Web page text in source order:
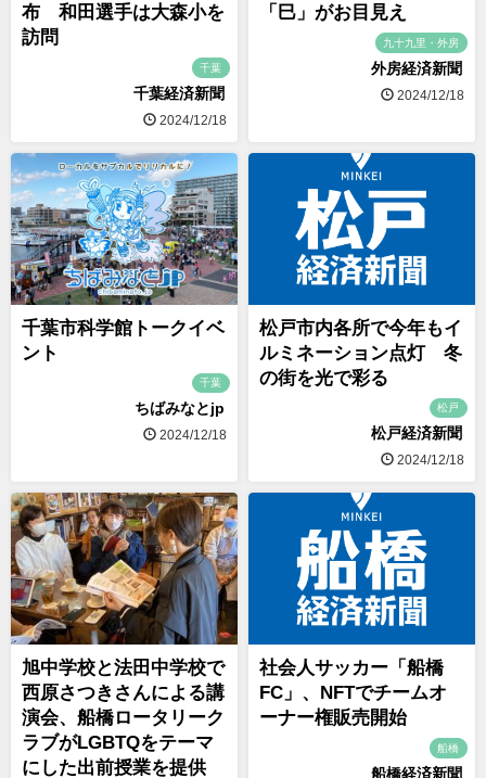
布 和田選手は大森小を
訪問
千葉
千葉経済新聞
2024/12/18
「巳」がお目見え
九十九里・外房
外房経済新聞
2024/12/18
千葉市科学館トークイベ
ント
千葉
ちばみなとjp
2024/12/18
松戸市内各所で今年もイ
ルミネーション点灯 冬
の街を光で彩る
松戸
松戸経済新聞
2024/12/18
旭中学校と法田中学校で
西原さつきさんによる講
演会、船橋ロータリーク
ラブがLGBTQをテーマ
にした出前授業を提供
社会人サッカー「船橋
FC」、NFTでチームオ
ーナー権販売開始
船橋
船橋経済新聞